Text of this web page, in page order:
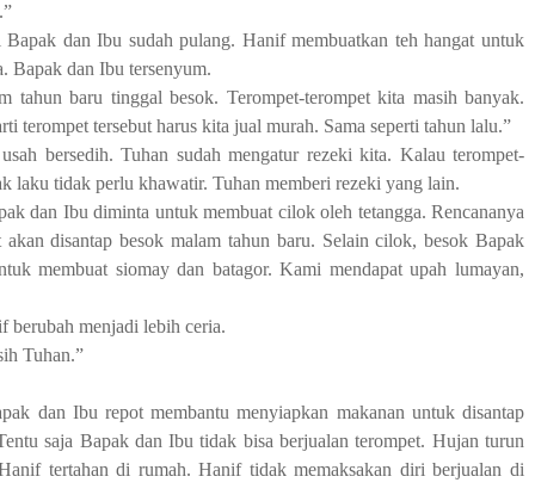
dan Ibu sudah pulang. Hanif membuatkan teh hangat untuk
Bapak dan Ibu tersenyum.
tahun baru tinggal besok. Terompet-terompet kita masih banyak.
terompet tersebut harus kita jual murah. Sama seperti tahun lalu.”
bersedih. Tuhan sudah mengatur rezeki kita. Kalau terompet-
laku tidak perlu khawatir. Tuhan memberi rezeki yang lain.
dan Ibu diminta untuk membuat cilok oleh tetangga. Rencananya
disantap besok malam tahun baru. Selain cilok, besok Bapak
membuat siomay dan batagor. Kami mendapat upah lumayan,
berubah menjadi lebih ceria.
Tuhan.”
dan Ibu repot membantu menyiapkan makanan untuk disantap
saja Bapak dan Ibu tidak bisa berjualan terompet. Hujan turun
tertahan di rumah. Hanif tidak memaksakan diri berjualan di